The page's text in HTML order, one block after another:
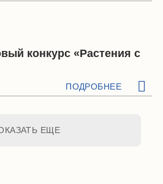
конкурс «Растения с
ПОДРОБНЕЕ
ЕЩЕ